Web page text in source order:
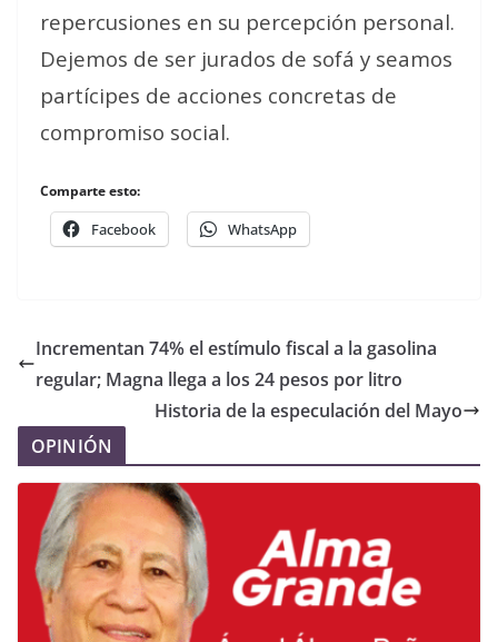
repercusiones en su percepción personal.
Dejemos de ser jurados de sofá y seamos
partícipes de acciones concretas de
compromiso social.
Comparte esto:
Facebook WhatsApp
Incrementan 74% el estímulo fiscal a la gasolina
regular; Magna llega a los 24 pesos por litro
Historia de la especulación del Mayo
OPINIÓN